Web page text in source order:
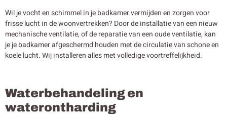
Wil je vocht en schimmel in je badkamer vermijden en zorgen voor
frisse lucht in de woonvertrekken? Door de installatie van een nieuw
mechanische ventilatie, of de reparatie van een oude ventilatie, kan
je je badkamer afgeschermd houden met de circulatie van schone en
koele lucht. Wij installeren alles met volledige voortreffelijkheid.
Waterbehandeling en
waterontharding